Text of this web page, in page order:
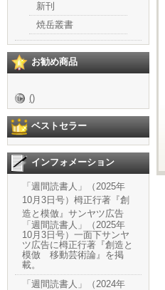
新刊
焼岳叢書
お勧め商品
()
ベストセラー
インフォメーション
「週間読書人」（2025年
10月3日号）栂正行著『創
造と模倣』サンヤツ広告
「週間読書人」（2025年
10月3日号）一面下サンヤ
ツ広告に栂正行著『創造と
模倣 移動芸術論』を掲
載。
「週間読書人」（2024年